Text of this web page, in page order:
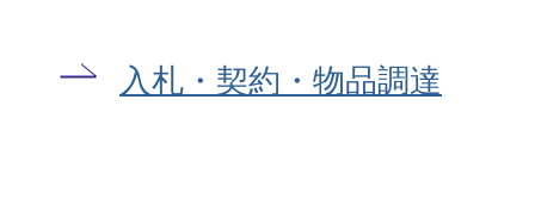
入札・契約・物品調達